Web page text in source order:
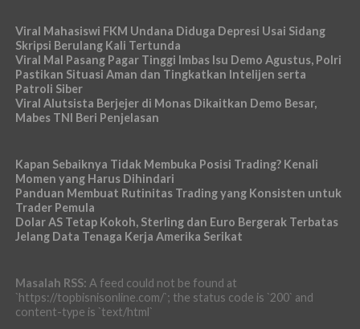
Viral Mahasiswi FKM Undana Diduga Depresi Usai Sidang
Skripsi Berulang Kali Tertunda
Viral Mal Pasang Pagar Tinggi Imbas Isu Demo Agustus, Polri
Pastikan Situasi Aman dan Tingkatkan Intelijen serta
Patroli Siber
Viral Alutsista Berjejer di Monas Dikaitkan Demo Besar,
Mabes TNI Beri Penjelasan
Kapan Sebaiknya Tidak Membuka Posisi Trading? Kenali
Momen yang Harus Dihindari
Panduan Membuat Rutinitas Trading yang Konsisten untuk
Trader Pemula
Dolar AS Tetap Kokoh, Sterling dan Euro Bergerak Terbatas
Jelang Data Tenaga Kerja Amerika Serikat
Masalah RSS: A feed could not be found at
`https://topbisnisonline.com/`; the status code is `200` and
content-type is `text/html`